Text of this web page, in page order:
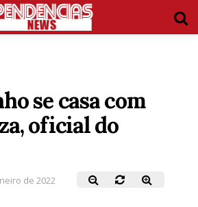
se casa com
oficial do
de 2022